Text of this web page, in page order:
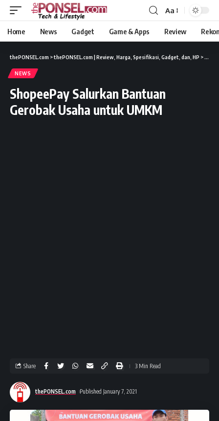
Aa
Home News Gadget Game & Apps Review
thePONSEL.com >thePONSEL.com | Review, Harga, Spesifikasi, Gadget, dan, HP > News
NEWS
ShopeePay Salurkan Bantuan
Gerobak Usaha untuk UMKM
thePONSEL.com Published January 7, 2021
Share 3 Min Read